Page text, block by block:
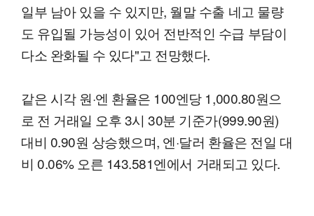
일부 남아 있을 수 있지만, 월말 수출 네고 물량
도 유입될 가능성이 있어 전반적인 수급 부담이
다소 완화될 수 있다"고 전망했다.
같은 시각 원·엔 환율은 100엔당 1,000.80원으
로 전 거래일 오후 3시 30분 기준가(999.90원)
대비 0.90원 상승했으며, 엔·달러 환율은 전일 대
비 0.06% 오른 143.581엔에서 거래되고 있다.